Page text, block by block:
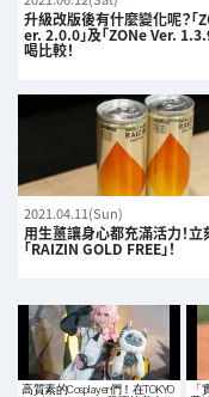
升級改版後有什麼變化呢？「
er. 2.0.0」及「ZONe Ver.
喝比較！
2021.04.11(Sun)
用生薑讓身心都充滿活力！立
「RAIZIN GOLD FREE」！
高質素的Cosplayer們！在TOKYO
「